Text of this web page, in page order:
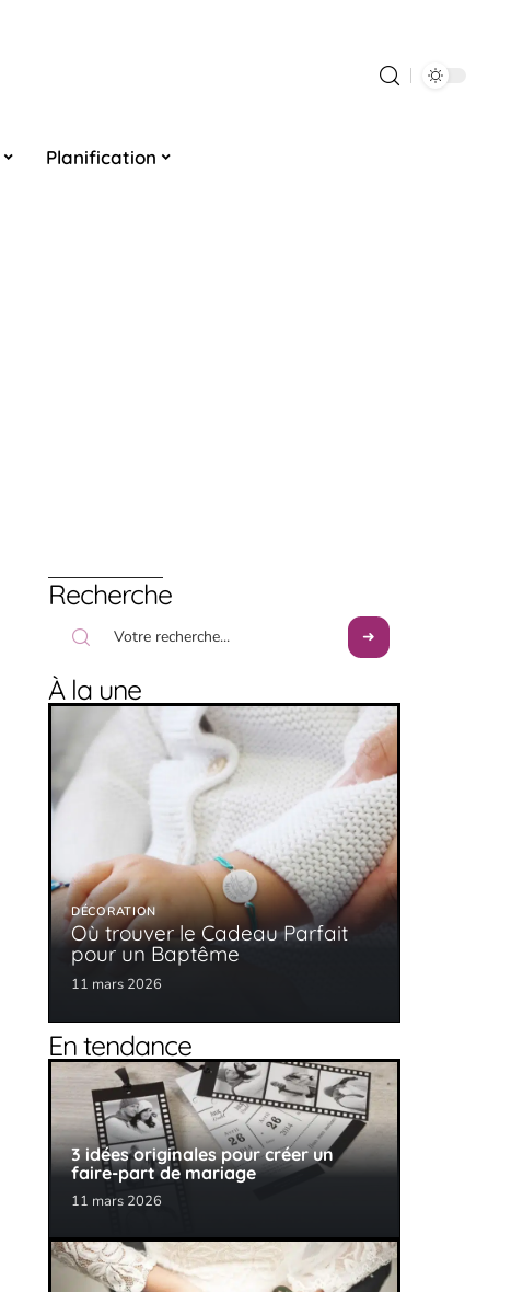
Planification
Recherche
À la une
DÉCORATION
Où trouver le Cadeau Parfait
pour un Baptême
11 mars 2026
En tendance
3 idées originales pour créer un
faire-part de mariage
11 mars 2026